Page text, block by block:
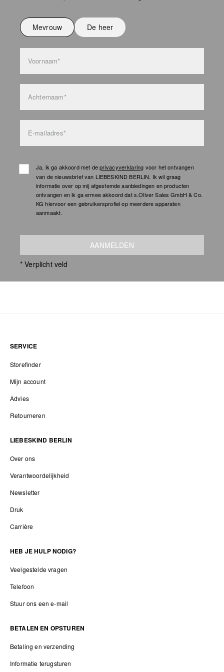
Mevrouw De heer
Voornaam*
Achternaam*
E-mailadres*
Ja, ik ga akkoord met deprivacyverklaring voor het ontvangen
van de nieuwsbrief van LIEBESKIND BERLIN. Ik wil graag
informatie over op mij afgestemde aanbiedingen en producten
ontvangen en ik ga ermee akkoord dat s.Oliver Sales GmbH & Co.
KG hiervoor een gebruikersprofiel op meerdere apparaten
aanmaakt.
AANMELDEN
* Verplicht veld
SERVICE
Storefinder
Mijn account
Advies
Retourneren
LIEBESKIND BERLIN
Over ons
Verantwoordelijkheid
Newsletter
Druk
Carrière
HEB JE HULP NODIG?
Veelgestelde vragen
Telefoon
Stuur ons een e-mail
BETALEN EN OPSTUREN
Betaling en verzending
Informatie terugsturen